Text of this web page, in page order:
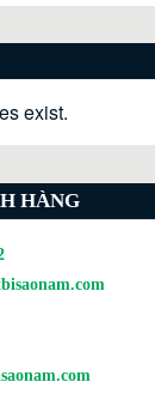
exist.
HÀNG